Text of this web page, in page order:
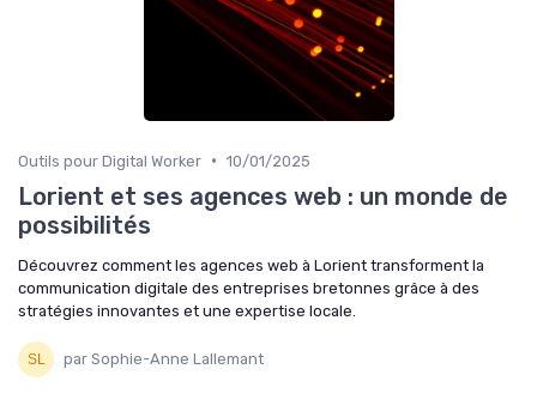
Outils pour Digital Worker • 10/01/2025
Lorient et ses agences web : un monde de
possibilités
Découvrez comment les agences web à Lorient transforment la
communication digitale des entreprises bretonnes grâce à des
stratégies innovantes et une expertise locale.
par Sophie-Anne Lallemant